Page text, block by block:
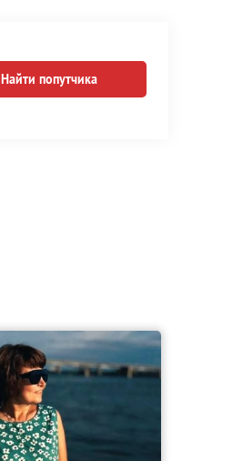
Найти попутчика